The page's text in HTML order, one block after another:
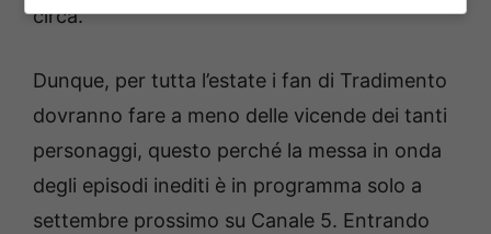
circa.
Dunque, per tutta l’estate i fan di Tradimento
dovranno fare a meno delle vicende dei tanti
personaggi, questo perché la messa in onda
degli episodi inediti è in programma solo a
settembre prossimo su Canale 5. Entrando